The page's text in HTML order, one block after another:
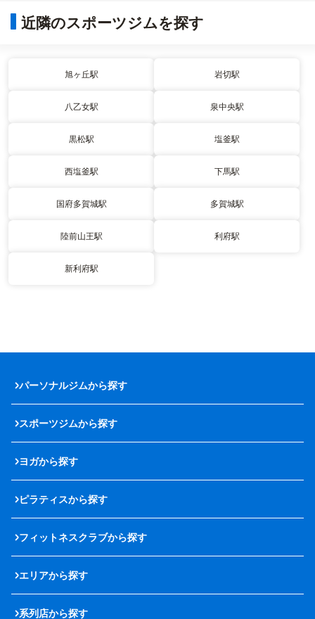
近隣のスポーツジムを探す
旭ヶ丘駅 岩切駅
八乙女駅 泉中央駅
黒松駅 塩釜駅
西塩釜駅 下馬駅
国府多賀城駅 多賀城駅
陸前山王駅 利府駅
新利府駅
パーソナルジムから探す
スポーツジムから探す
ヨガから探す
ピラティスから探す
フィットネスクラブから探す
エリアから探す
系列店から探す